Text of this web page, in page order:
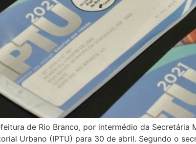
de Rio Branco, por intermédio da Secretária
Urbano (IPTU) para 30 de abril. Segundo o